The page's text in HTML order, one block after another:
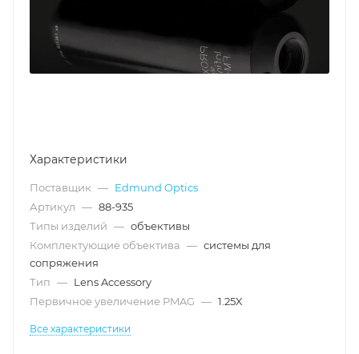
Характеристики
Поставщик — Edmund Optics
Артикул — 88-935
Типы изделий — объективы
Комплектующие объектива — системы для
сопряжения
Тип — Lens Accessory
Первичное увеличение PMAG — 1.25X
Все характеристики